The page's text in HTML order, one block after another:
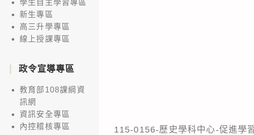
115-0156-歷史學科中心-促進學
學生自主學習專區
新生專區
高三升學專區
線上授課專區
政令宣導專區
教育部108課綱資
訊網
資訊安全專區
內控稽核專區